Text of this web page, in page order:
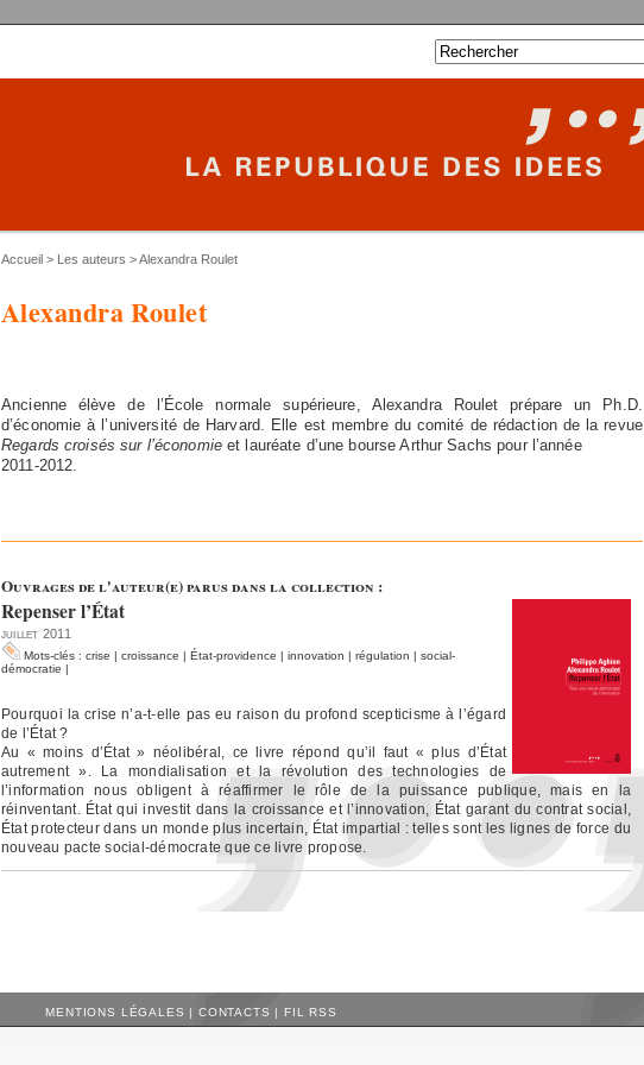
Accueil > Les auteurs > Alexandra Roulet
Alexandra Roulet
Ancienne élève de l’École normale supérieure, Alexandra Roulet prépare un Ph.D.
d’économie à l’université de Harvard. Elle est membre du comité de rédaction de la revue
Regards croisés sur l’économieet lauréate d’une bourse Arthur Sachs pour l’année
2011-2012.
Ouvrages de l'auteur(e) parus dans la collection :
Repenser l’État
juillet 2011
Mots-clés : crise | croissance | État-providence | innovation | régulation | social-
démocratie |
Pourquoi la crise n’a-t-elle pas eu raison du profond scepticisme à l’égard
de l’État ?
Au « moins d’État » néolibéral, ce livre répond qu’il faut « plus d’État
autrement ». La mondialisation et la révolution des technologies de
l’information nous obligent à réaffirmer le rôle de la puissance publique, mais en la
réinventant. État qui investit dans la croissance et l’innovation, État garant du contrat social,
État protecteur dans un monde plus incertain, État impartial : telles sont les lignes de force du
nouveau pacte social-démocrate que ce livre propose.
MENTIONS LÉGALES | CONTACTS | FIL RSS